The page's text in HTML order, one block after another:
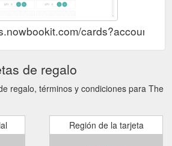
de regalo
regalo, términos y condiciones para The
Región de la tarjeta